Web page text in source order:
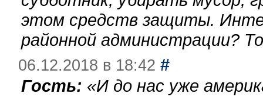
этом средств защиты.
районной администрации?
06.12.2018 в 18:42 #
Гость: «И до нас уже